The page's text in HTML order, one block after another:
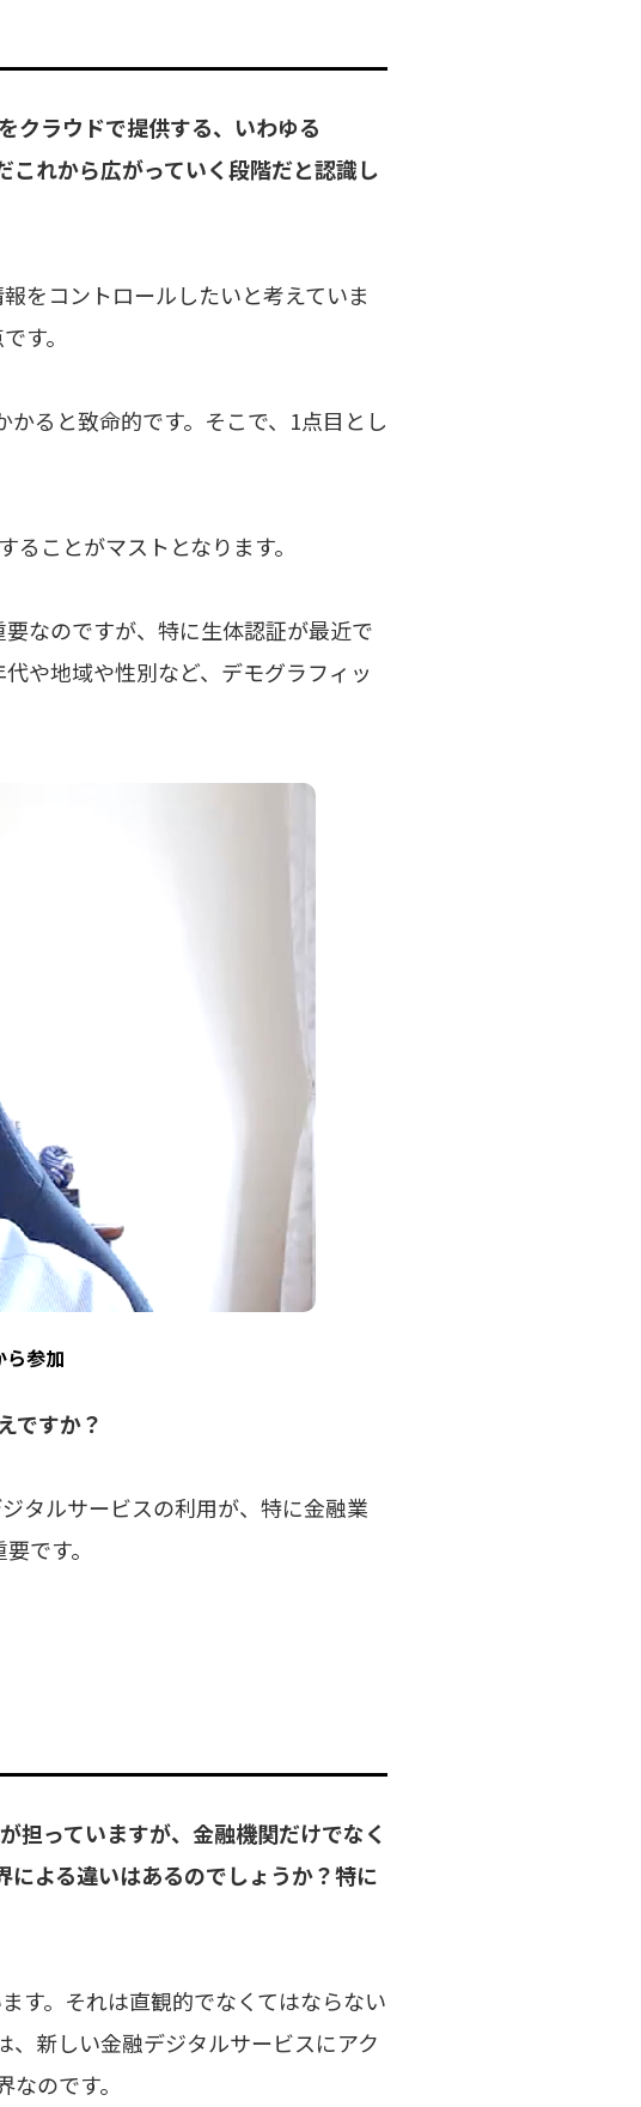
クラウドで提供する、いわゆる
れから広がっていく段階だと認識し
をコントロールしたいと考えていま
す。
ると致命的です。そこで、1点目とし
ことがマストとなります。
なのですが、特に生体認証が最近で
や地域や性別など、デモグラフィッ
参加
ですか？
タルサービスの利用が、特に金融業
です。
担っていますが、金融機関だけでなく
よる違いはあるのでしょうか？特に
す。それは直観的でなくてはならない
新しい金融デジタルサービスにアク
なのです。